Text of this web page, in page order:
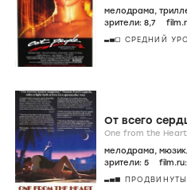
мелодрама,
зрители: 8,7
СРЕДНИЙ
От всего
мелодрама,
зрители: 5 film.ru: